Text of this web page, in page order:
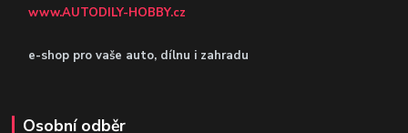
www.AUTODILY-HOBBY.cz
e-shop pro vaše auto, dílnu i zahradu
Osobní odběr